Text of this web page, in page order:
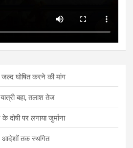
जल्द घोषित करने की मांग
बहा, तलाश तेज
पर लगाया जुर्माना
आदेशों तक स्थगित